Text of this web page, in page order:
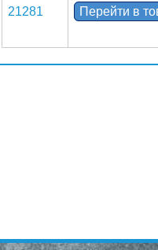
21281 Перейти в